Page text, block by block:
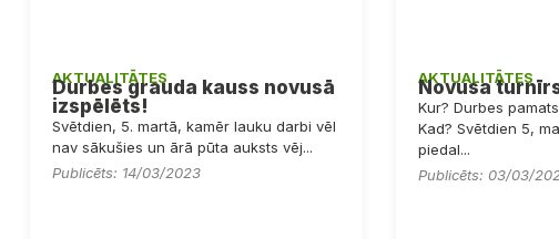
AKTUALITĀTES
Durbes grauda kauss novusā
izspēlēts!
Svētdien, 5. martā, kamēr lauku darbi vēl
nav sākušies un ārā pūta auksts vēj...
Publicēts: 14/03/2023
AKTUALITĀTES
Novusa
Kur? Durbes
Kad? Svētdien 5,
piedal...
Publicēts: 03/03/